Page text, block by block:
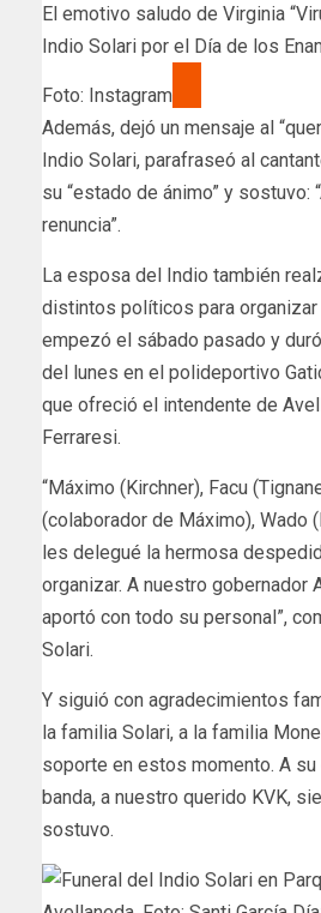
El emotivo saludo de Virginia
Indio Solari por el Día de los
Foto: Instagram
Además, dejó un mensaje al
Indio Solari, parafraseó al
su “estado de ánimo” y sostuvo:
renuncia”.
La esposa del Indio también
distintos políticos para organizar
empezó el sábado pasado y
del lunes en el polideportivo
que ofreció el intendente de
Ferraresi.
“Máximo (Kirchner), Facu
(colaborador de Máximo), Wado
les delegué la hermosa
organizar. A nuestro gobernador
aportó con todo su personal”,
Solari.
Y siguió con agradecimientos
la familia Solari, a la familia
soporte en estos momento. A su
banda, a nuestro querido KVK,
sostuvo.